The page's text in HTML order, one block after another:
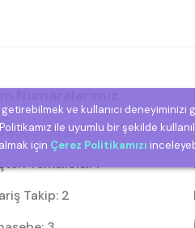
850 308 2818
Temsilcisi: 1
Takip: 2
getirebilmek ve kullanıcı
ile uyumlu bir şekilde
için Çerez Politikamızı